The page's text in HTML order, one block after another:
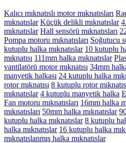
Kalıcı mıknatıslı motor mıknatısları
mıknatıslar Küçük delikli mıknatıslar
mıknatıslar Hall sensörü mıknatısları
Pompa motoru mıknatısları Soğutucu
kutuplu halka mıknatıslar 10 kutuplu
mıknatısı 111mm halka mıknatıslar
vantilatörü motor mıknatısı 34mm
manyetik halkası 24 kutuplu halka
rotor mıknatısı 8 kutuplu rotor
mıknatıslar 4 kutuplu manyetik halka
Fan motoru mıknatısları 16mm halka
mıknatısları 50mm halka mıknatıslar
kutuplu halka mıknatıslar 8 kutuplu
halka mıknatıslar 16 kutuplu halka
mıknatıslanmış halka mıknatıslar